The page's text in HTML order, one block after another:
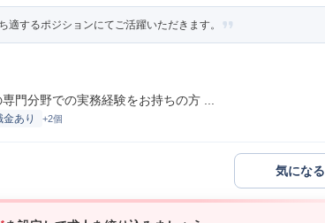
するポジションにてご活躍いただきます。
門分野での実務経験をお持ちの方 ...
金あり +2個
気になる